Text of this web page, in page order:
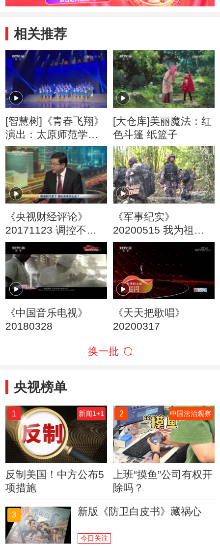
相关推荐
[智慧树]《青春飞翔》
演出：太原师范学院
附属中学
[大仓库]美丽魔法：红
色斗篷 纸篮子
《央视财经评论》
20171123 调控不松
劲 房价未来怎么走？
《军事纪实》
20200515 我为祖国
守边疆 巡逻在彩云之
南
《中国音乐电视》
20180328
《天天把歌唱》
20200317
换一批
央视榜单
1 新闻1+1
反制美国！中方公布5
项措施
2 中国法治观察
上班“摸鱼”公司有权开
除吗？
3 新版《防卫白皮书》藏祸心
今日关注